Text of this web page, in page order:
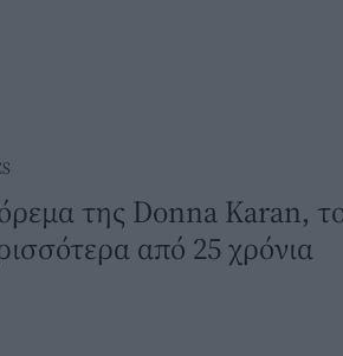
της Donna Karan,
από 25 χρόνια